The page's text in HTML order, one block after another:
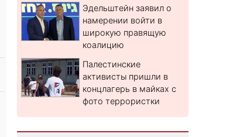
Эдельштейн заявил о
намерении войти в
широкую правящую
коалицию
Палестинские
активисты пришли в
концлагерь в майках с
фото террористки